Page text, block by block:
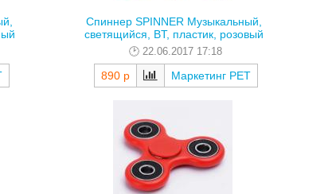
Спиннер SPINNER Музыкальный,
светящийся, BT, пластик, розовый
22.06.2017 17:18
890 р Маркетинг РЕТ